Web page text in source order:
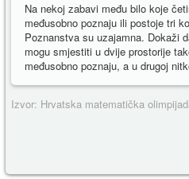
Na nekoj zabavi među bilo koje
međusobno poznaju ili postoje tri
Poznanstva su uzajamna. Dokaži
mogu smjestiti u dvije prostorije
međusobno poznaju, a u drugoj
Izvor: Hrvatska matematička